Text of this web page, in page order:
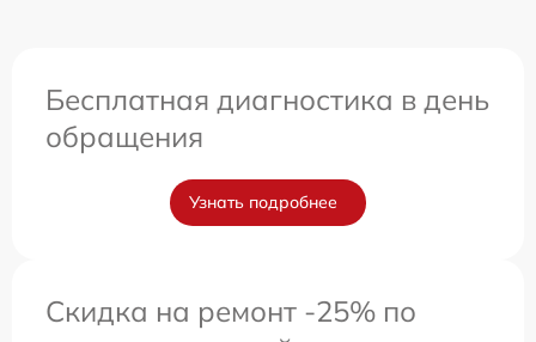
Бесплатная диагностика в день
обращения
Узнать подробнее
Скидка на ремонт -25% по